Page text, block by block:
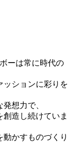
ーは常に時代の
ッションに彩りを
想力で、
造し続けていま
かすものづくり